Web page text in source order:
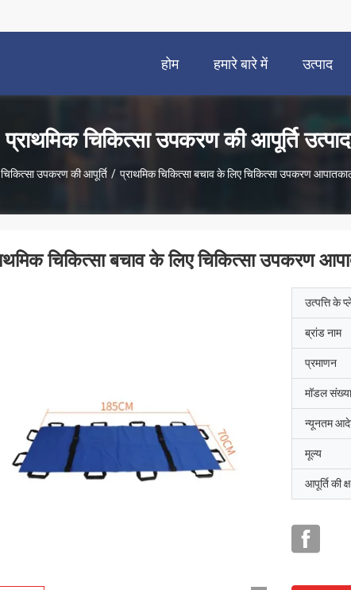
होम हमारे बारे में उत्पाद
प्राथमिक चिकित्सा उपकरण की आपूर्ति उत्पाद
उपकरण की आपूर्ति / प्राथमिक चिकित्सा बचाव के लिए चिकित्सा उपकरण
चिकित्सा बचाव के लिए चिकित्सा उपकरण
उत्पत्ति के
ब्रांड नाम
प्रमाणन
मॉडल संख्या
न्यूनतम
मूल्य
आपूर्ति की